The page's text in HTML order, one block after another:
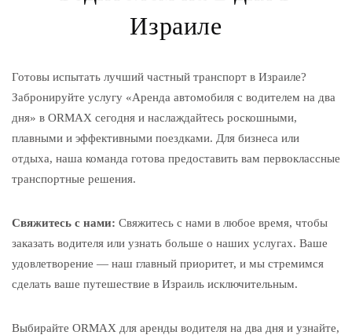
Израиле
Готовы испытать лучший частный транспорт в Израиле?
Забронируйте услугу «Аренда автомобиля с водителем на два
дня» в ORMAX сегодня и наслаждайтесь роскошными,
плавными и эффективными поездками. Для бизнеса или
отдыха, наша команда готова предоставить вам первоклассные
транспортные решения.
Свяжитесь с нами: Свяжитесь с нами в любое время, чтобы
заказать водителя или узнать больше о наших услугах. Ваше
удовлетворение — наш главный приоритет, и мы стремимся
сделать ваше путешествие в Израиль исключительным.
Выбирайте ORMAX для аренды водителя на два дня и узнайте,